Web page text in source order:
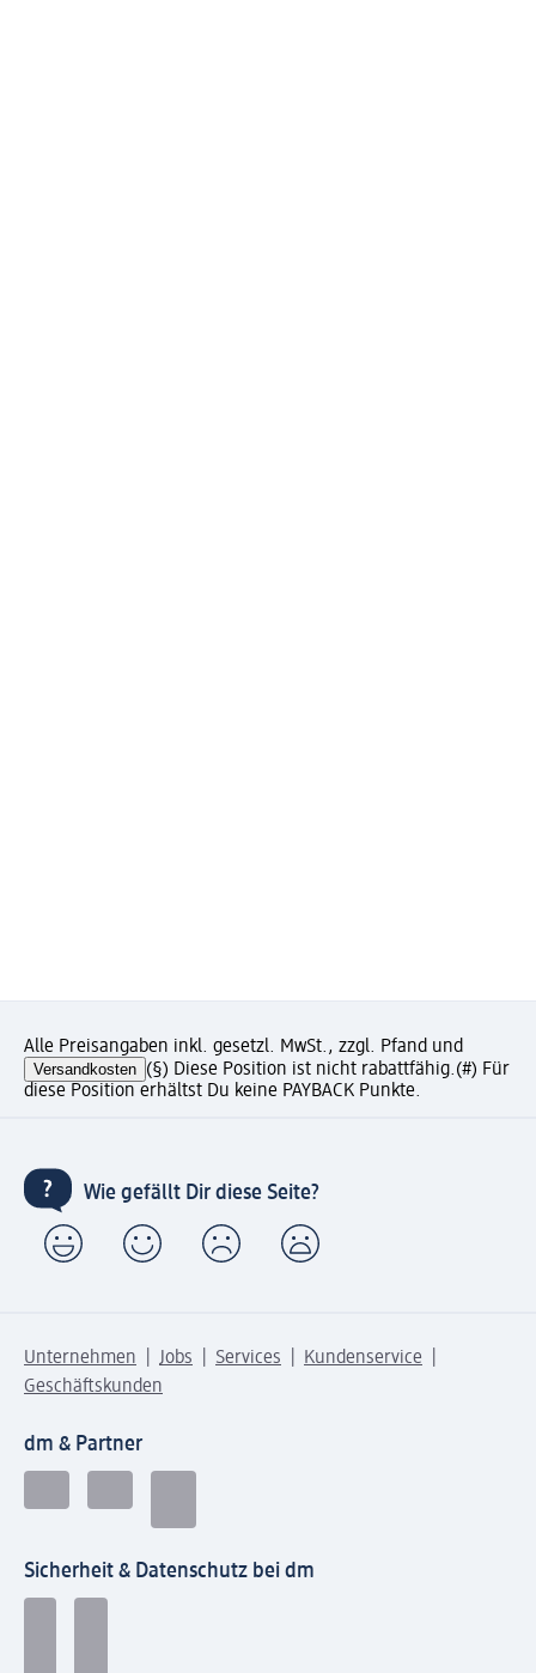
Alle Preisangaben inkl. gesetzl. MwSt., zzgl. Pfand und
Versandkosten (§) Diese Position ist nicht rabattfähig.(#) Für
diese Position erhältst Du keine PAYBACK Punkte.
Wie gefällt Dir diese Seite?
Unternehmen Jobs Services
Kundenservice
Geschäftskunden
dm & Partner
Sicherheit & Datenschutz bei dm